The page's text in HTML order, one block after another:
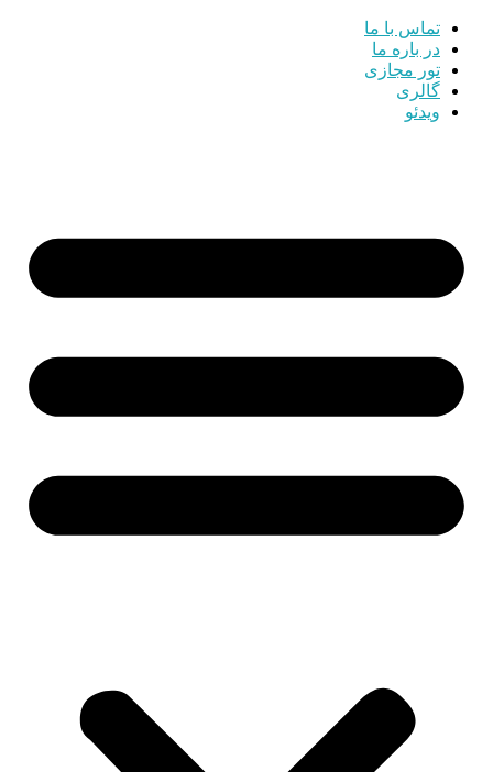
تماس با ما
در باره ما
تور مجازی
گالری
ویدئو